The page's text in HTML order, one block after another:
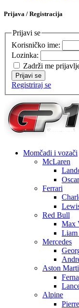
Prijava / Registracija
Prijavi se
Korisničko ime:
Lozinka:
Zadrži me
Prijavi se
Registriraj se
Momčadi i vozači
McLaren
Ferrari
Red Bull
Max
Liam
Mercedes
Aston
Alpine